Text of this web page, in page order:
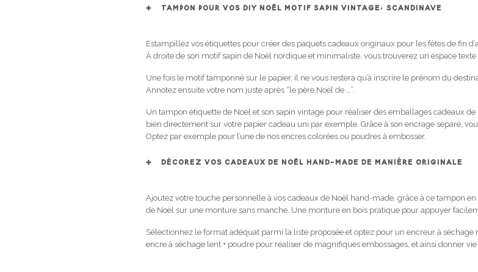
TAMPON POUR VOS DIY NOËL MOTIF SAPIN VINTAGE, SCANDINAVE
Estampillez vos étiquettes pour créer des paquets cadeaux originaux pour les fêtes de fin
À droite de son motif sapin de Noël nordique et minimaliste, vous trouverez un espace texte
Une fois le motif tamponné sur le papier, il ne vous restera qu’à inscrire le prénom du
Annotez ensuite votre nom juste après “le père Noël de …”.
Un tampon étiquette de Noël et son sapin vintage pour réaliser des emballages cadeaux
bien directement sur votre papier cadeau uni par exemple. Grâce à son encrage séparé,
Optez par exemple pour l’une de nos encres colorées ou poudres à embosser.
DÉCOREZ VOS CADEAUX DE NOËL HAND-MADE DE MANIÈRE ORIGINALE
Ajoutez votre touche personnelle à vos cadeaux de Noël hand-made, grâce à ce tampon
de Noël sur une monture sans manche. Une monture en bois pratique pour appuyer
Sélectionnez le format adéquat parmi la liste proposée et optez pour un encreur à séchage
encre à séchage lent + poudre pour réaliser de magnifiques embossages, et ainsi donner